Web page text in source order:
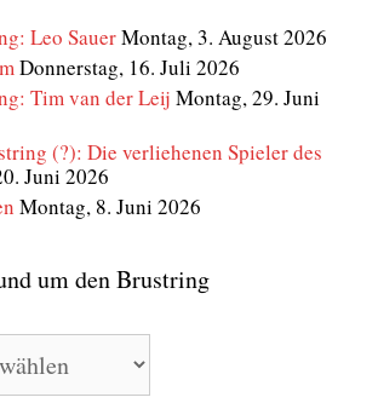
Leo SauerMontag, 3. August 2026
Donnerstag, 16. Juli 2026
Tim van der Leij Montag, 29. Juni
(?): Die verliehenen Spieler des
Juni 2026
Montag, 8. Juni 2026
um den Brustring